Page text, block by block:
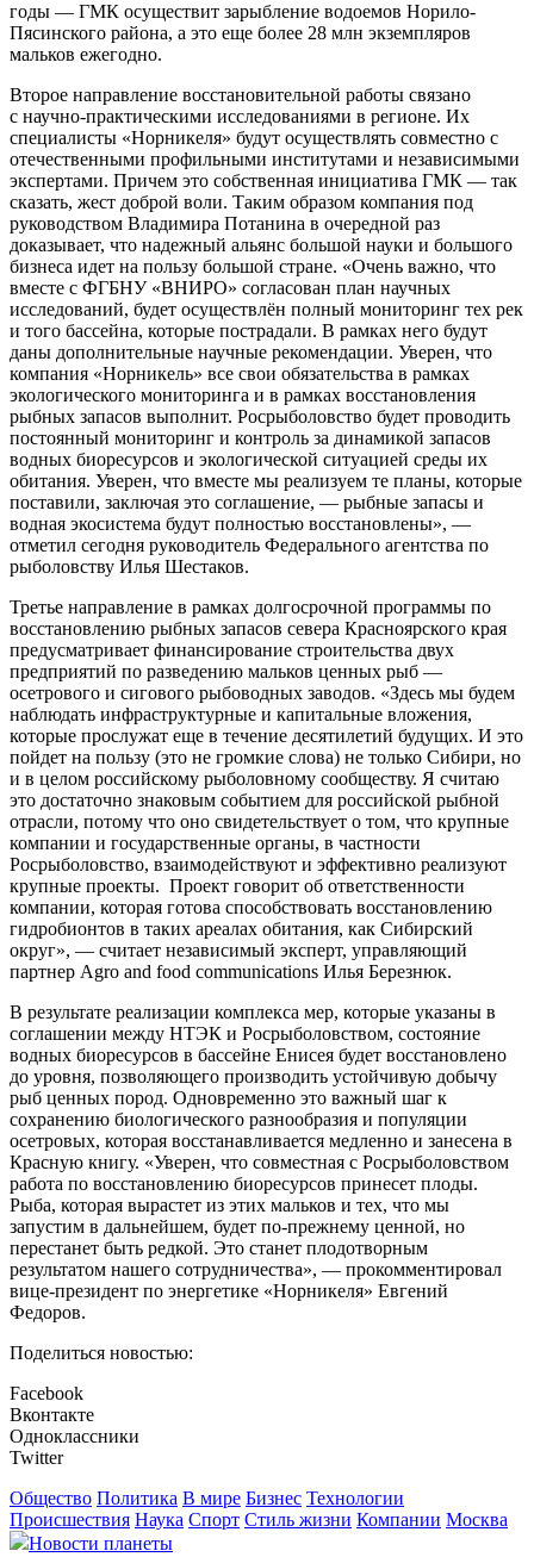
годы — ГМК осуществит зарыбление водоемов Норило-
Пясинского района, а это еще более 28 млн экземпляров
мальков ежегодно.
Второе направление восстановительной работы связано
с научно-практическими исследованиями в регионе. Их
специалисты «Норникеля» будут осуществлять совместно с
отечественными профильными институтами и независимыми
экспертами. Причем это собственная инициатива ГМК — так
сказать, жест доброй воли. Таким образом компания под
руководством Владимира Потанина в очередной раз
доказывает, что надежный альянс большой науки и большого
бизнеса идет на пользу большой стране. «Очень важно, что
вместе с ФГБНУ «ВНИРО» согласован план научных
исследований, будет осуществлён полный мониторинг тех рек
и того бассейна, которые пострадали. В рамках него будут
даны дополнительные научные рекомендации. Уверен, что
компания «Норникель» все свои обязательства в рамках
экологического мониторинга и в рамках восстановления
рыбных запасов выполнит. Росрыболовство будет проводить
постоянный мониторинг и контроль за динамикой запасов
водных биоресурсов и экологической ситуацией среды их
обитания. Уверен, что вместе мы реализуем те планы, которые
поставили, заключая это соглашение, — рыбные запасы и
водная экосистема будут полностью восстановлены», —
отметил сегодня руководитель Федерального агентства по
рыболовству Илья Шестаков.
Третье направление в рамках долгосрочной программы по
восстановлению рыбных запасов севера Красноярского края
предусматривает финансирование строительства двух
предприятий по разведению мальков ценных рыб —
осетрового и сигового рыбоводных заводов. «Здесь мы будем
наблюдать инфраструктурные и капитальные вложения,
которые прослужат еще в течение десятилетий будущих. И это
пойдет на пользу (это не громкие слова) не только Сибири, но
и в целом российскому рыболовному сообществу. Я считаю
это достаточно знаковым событием для российской рыбной
отрасли, потому что оно свидетельствует о том, что крупные
компании и государственные органы, в частности
Росрыболовство, взаимодействуют и эффективно реализуют
крупные проекты. Проект говорит об ответственности
компании, которая готова способствовать восстановлению
гидробионтов в таких ареалах обитания, как Сибирский
округ», — считает независимый эксперт, управляющий
партнер Agro and food communications Илья Березнюк.
В результате реализации комплекса мер, которые указаны в
соглашении между НТЭК и Росрыболовством, состояние
водных биоресурсов в бассейне Енисея будет восстановлено
до уровня, позволяющего производить устойчивую добычу
рыб ценных пород. Одновременно это важный шаг к
сохранению биологического разнообразия и популяции
осетровых, которая восстанавливается медленно и занесена в
Красную книгу. «Уверен, что совместная с Росрыболовством
работа по восстановлению биоресурсов принесет плоды.
Рыба, которая вырастет из этих мальков и тех, что мы
запустим в дальнейшем, будет по-прежнему ценной, но
перестанет быть редкой. Это станет плодотворным
результатом нашего сотрудничества», — прокомментировал
вице-президент по энергетике «Норникеля» Евгений
Федоров.
Поделиться новостью:
Facebook
Вконтакте
Одноклассники
Twitter
Общество Политика В мире Бизнес Технологии
Происшествия Наука Спорт Стиль жизни Компании Москва
Новости планеты